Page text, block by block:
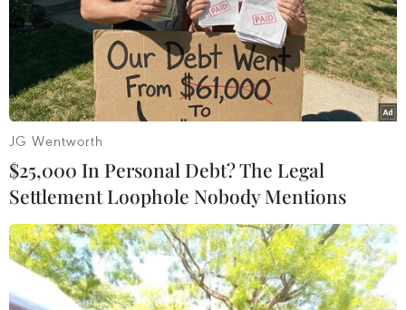
đường sắt liên vận quốc tế Việt-Trung để tăng
lượng hàng hóa nông, lâm, thủy sản vận chuyển
qua đường sắt nhằm giảm thiểu tình trạng ùn ứ,
ách tắc đường bộ qua cửa khẩu biên giới./.
JG Wentworth
$25,000 In Personal Debt? The Legal
Settlement Loophole Nobody Mentions